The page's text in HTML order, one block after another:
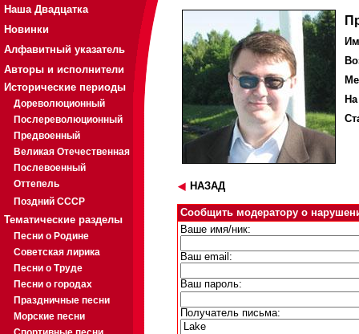
Наша Двадцатка
Новинки
Алфавитный указатель
Авторы и исполнители
Исторические периоды
Дореволюционный
Послереволюционный
Предвоенный
Великая Отечественная
Послевоенный
Оттепель
Поздний СССР
Тематические разделы
Песни о Родине
Советская лирика
Песни о Труде
Песни о городах
Праздничные песни
Морские песни
НАЗАД
Сообщить модератору о
Ваше имя/ник:
Ваш email:
Ваш пароль:
Получатель письма: